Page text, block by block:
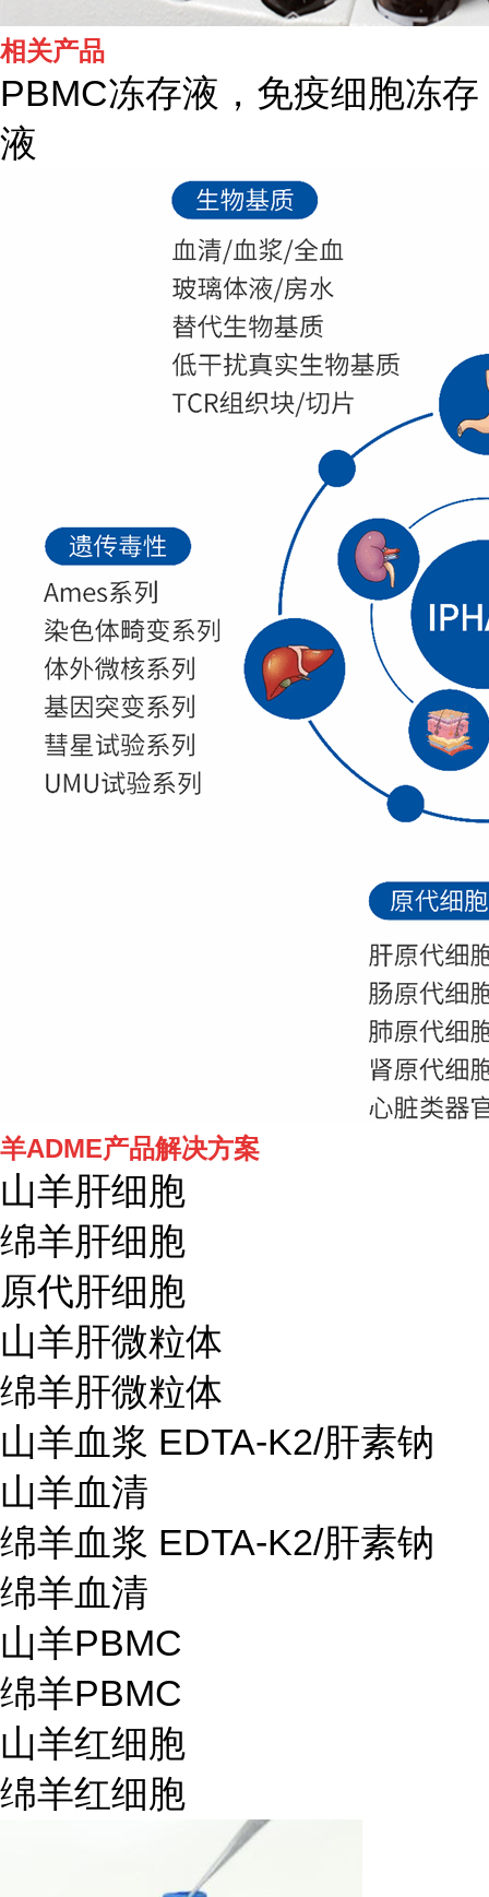
相关产品
PBMC冻存液，免疫细胞冻存
液
羊ADME产品解决方案
山羊肝细胞
绵羊肝细胞
原代肝细胞
山羊肝微粒体
绵羊肝微粒体
山羊血浆 EDTA-K2/肝素钠
山羊血清
绵羊血浆 EDTA-K2/肝素钠
绵羊血清
山羊PBMC
绵羊PBMC
山羊红细胞
绵羊红细胞